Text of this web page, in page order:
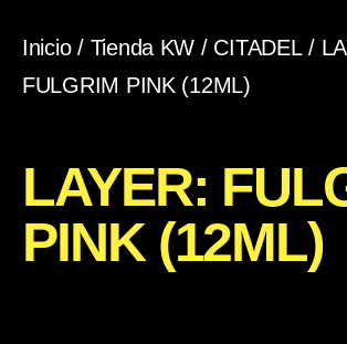
Inicio/ Tienda KW / CITADEL/
FULGRIM PINK (12ML)
LAYER:
PINK (12ML)